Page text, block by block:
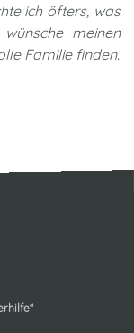
ich öfters, was
meinen
Familie finden.